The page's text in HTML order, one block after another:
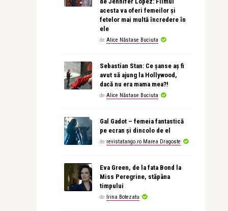
acesta va oferi femeilor și
fetelor mai multă încredere în
ele
de Alice Năstase Buciuta
Sebastian Stan: Ce șanse aș fi
avut să ajung la Hollywood,
dacă nu era mama mea?!
de Alice Năstase Buciuta
Gal Gadot – femeia fantastică
pe ecran și dincolo de el
de revistatango.ro Marea Dragoste
Eva Green, de la fata Bond la
Miss Peregrine, stăpâna
timpului
de Irina Botezatu